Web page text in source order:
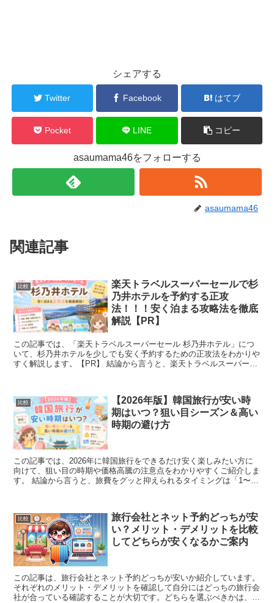
シェアする
Twitter Facebook はてブ
Pocket LINE コピー
asaumama46をフォローする
asaumama46
関連記事
比較
楽天トラベルスーパーセールで杉
乃井ホテルを予約する正攻
法！！！安く泊まる攻略法を徹底
解説【PR】
この記事では、「楽天トラベルスーパーセール 杉乃井ホテル」につ
いて、杉乃井ホテルを少しでも安く予約するための正攻法をわかりや
すく解説します。【PR】 結論から言うと、楽天トラベルスーパーセ
比較
【2026年版】韓国旅行が安い時
期はいつ？狙い目シーズン＆高い
時期の避け方
この記事では、2026年に韓国旅行をできるだけ安く楽しみたい方に
向けて、狙い目の時期や価格高騰の注意点をわかりやすくご紹介しま
す。 結論から言うと、旅費をグッと抑えられるタイミングは「1〜2
比較
旅行会社とネット予約どっちが安
い？メリット・デメリットを比較
してどちらが安くなるかご案内
この記事は、旅行会社とネット予約どっちが安いか紹介しています。
それぞれのメリット・デメリットを確認して自分にはどっちの旅行会
社が合っている確認することが大切です。どちらを選ぶべきかは、旅